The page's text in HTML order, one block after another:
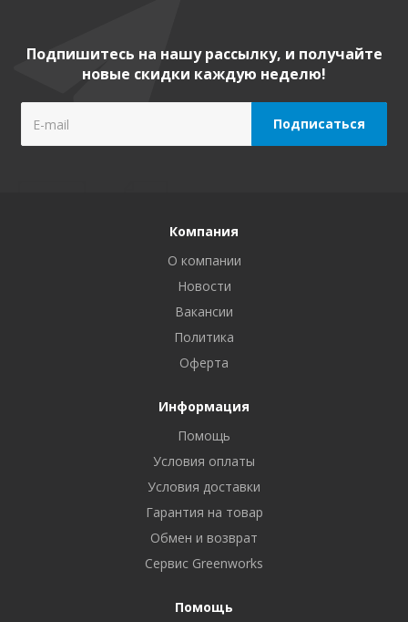
Подпишитесь на нашу рассылку, и получайте
новые скидки каждую неделю!
Компания
О компании
Новости
Вакансии
Политика
Оферта
Информация
Помощь
Условия оплаты
Условия доставки
Гарантия на товар
Обмен и возврат
Сервис Greenworks
Помощь